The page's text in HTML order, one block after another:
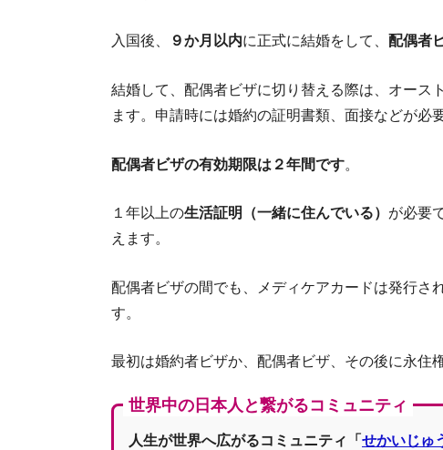
入国後、 ９か月以内に正式に結婚をして、 配偶者
結婚して、配偶者ビザに切り替える際は、オース
ます。申請時には婚約の証明書類、面接などが必
配偶者ビザの有効期限は２年間です。
１年以上の生活証明（一緒に住んでいる） が必要
えます。
配偶者ビザの間でも、メディケアカードは発行さ
す。
最初は婚約者ビザか、配偶者ビザ、その後に永住
世界中の日本人と繋がるコミュニティ
人生が世界へ広がるコミュニティ「 せかいじゅ